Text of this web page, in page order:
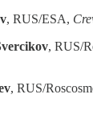
, RUS/ESA,
, RUS/
, RUS/